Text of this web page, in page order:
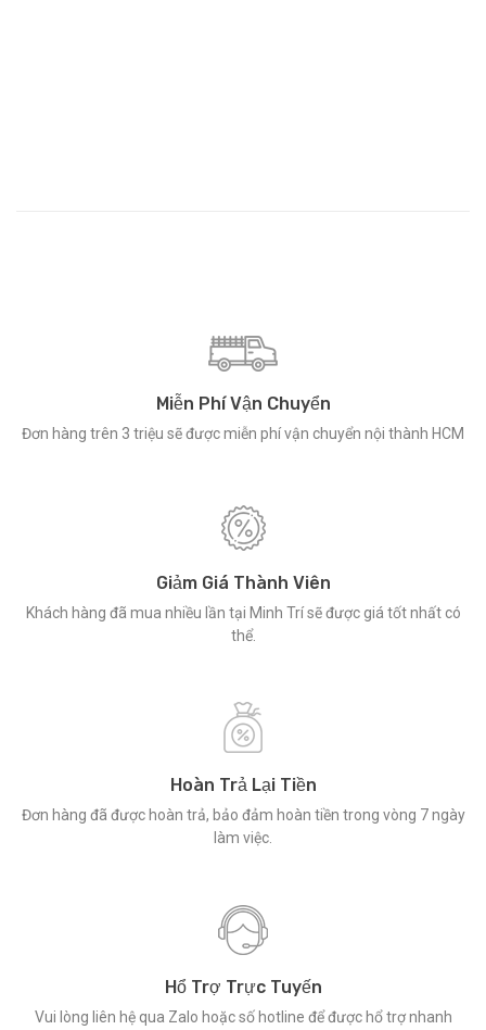
Miễn Phí Vận Chuyển
Đơn hàng trên 3 triệu sẽ được miễn phí vận chuyển nội thành HCM
Giảm Giá Thành Viên
Khách hàng đã mua nhiều lần tại Minh Trí sẽ được giá tốt nhất có
thể.
Hoàn Trả Lại Tiền
Đơn hàng đã được hoàn trả, bảo đảm hoàn tiền trong vòng 7 ngày
làm việc.
Hổ Trợ Trực Tuyến
Vui lòng liên hệ qua Zalo hoặc số hotline để được hổ trợ nhanh